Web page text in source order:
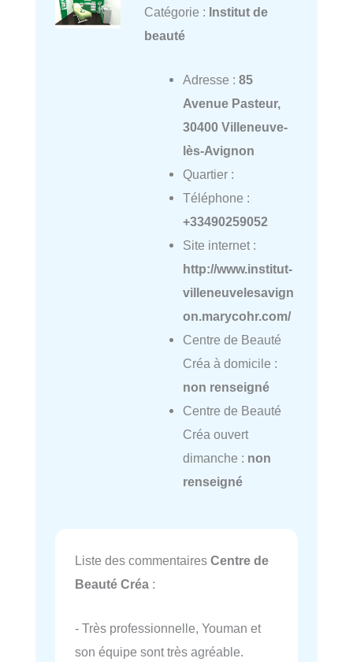
Catégorie : Institut de
beauté
Adresse : 85
Avenue Pasteur,
30400 Villeneuve-
lès-Avignon
Quartier :
Téléphone :
+33490259052
Site internet :
http://www.institut-
villeneuvelesavign
on.marycohr.com/
Centre de Beauté
Créa à domicile :
non renseigné
Centre de Beauté
Créa ouvert
dimanche : non
renseigné
Liste des commentaires Centre de
Beauté Créa :
- Très professionnelle, Youman et
son équipe sont très agréable.